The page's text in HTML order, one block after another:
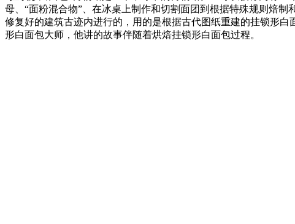
母、“面粉混合物”、在冰桌上制作和切割面团到根据特殊规则焙
修复好的建筑古迹内进行的，用的是根据古代图纸重建的挂锁形
形白面包大师，他讲的故事伴随着烘焙挂锁形白面包过程。